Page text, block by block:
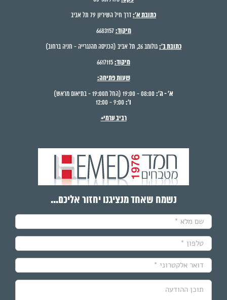
כתובת א': דרך חיל השיריון 79 תל אביב
מיקוד: 6683157
כתובת ב': גולומב 26, תל אביב (הכניסה מהנגרייה - חניה ברחוב)
מיקוד:
שעות פתיחה:
א' - ה':
ו':
רביב ערמי+
נשמח שאחד מנציגנו יחזור אליכם...